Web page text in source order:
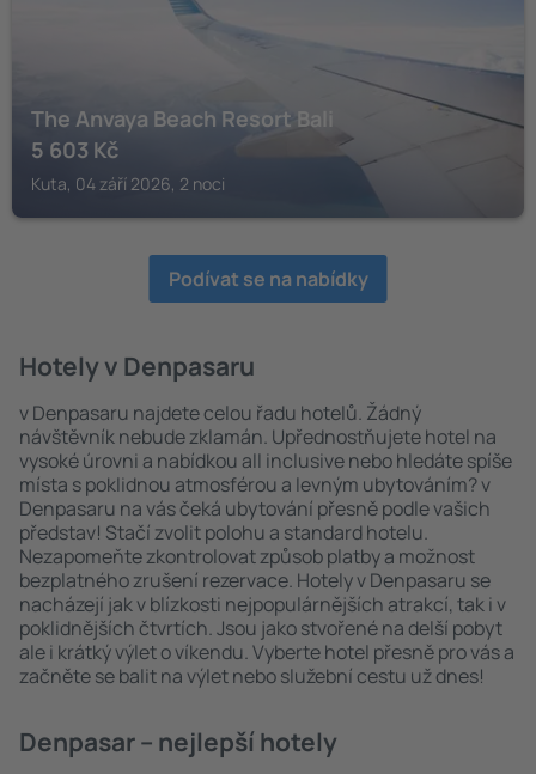
The Anvaya Beach Resort Bali
5 603 Kč
Kuta, 04 září 2026, 2 noci
Podívat se na nabídky
Hotely v Denpasaru
v Denpasaru najdete celou řadu hotelů. Žádný
návštěvník nebude zklamán. Upřednostňujete hotel na
vysoké úrovni a nabídkou all inclusive nebo hledáte spíše
místa s poklidnou atmosférou a levným ubytováním? v
Denpasaru na vás čeká ubytování přesně podle vašich
představ! Stačí zvolit polohu a standard hotelu.
Nezapomeňte zkontrolovat způsob platby a možnost
bezplatného zrušení rezervace. Hotely v Denpasaru se
nacházejí jak v blízkosti nejpopulárnějších atrakcí, tak i v
poklidnějších čtvrtích. Jsou jako stvořené na delší pobyt
ale i krátký výlet o víkendu. Vyberte hotel přesně pro vás a
začněte se balit na výlet nebo služební cestu už dnes!
Denpasar – nejlepší hotely